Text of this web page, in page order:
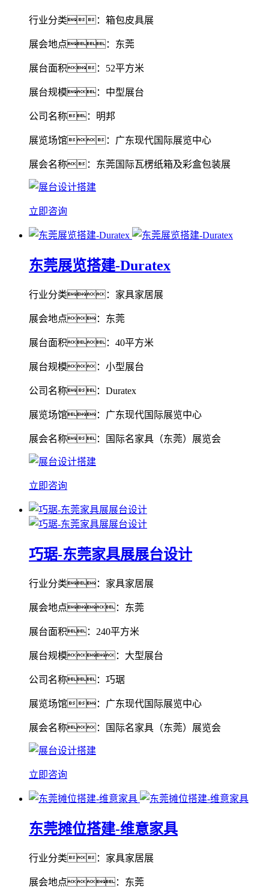
行业分类：箱包皮具展
展会地点：东莞
展台面积：52平方米
展台规模：中型展台
公司名称：明邦
展览场馆：广东现代国际展览中心
展会名称：东莞国际瓦楞纸箱及彩盒包装展
立即咨询
东莞展览搭建-Duratex
行业分类：家具家居展
展会地点：东莞
展台面积：40平方米
展台规模：小型展台
公司名称：Duratex
展览场馆：广东现代国际展览中心
展会名称：国际名家具（东莞）展览会
立即咨询
巧琚-东莞家具展展台设计
行业分类：家具家居展
展会地点：东莞
展台面积：240平方米
展台规模：大型展台
公司名称：巧琚
展览场馆：广东现代国际展览中心
展会名称：国际名家具（东莞）展览会
立即咨询
东莞摊位搭建-维意家具
行业分类：家具家居展
展会地点：东莞